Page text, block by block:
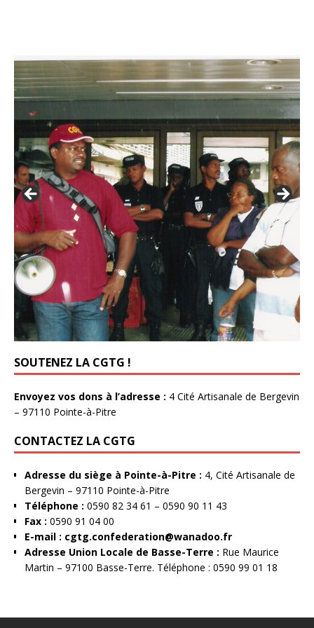
SOUTENEZ LA CGTG !
Envoyez vos dons à l’adresse : 4 Cité Artisanale de Bergevin
– 97110 Pointe-à-Pitre
CONTACTEZ LA CGTG
Adresse du siège à Pointe-à-Pitre : 4, Cité Artisanale de
Bergevin – 97110 Pointe-à-Pitre
Téléphone : 0590 82 34 61 – 0590 90 11 43
Fax : 0590 91 04 00
E-mail : cgtg.confederation@wanadoo.fr
Adresse Union Locale de Basse-Terre : Rue Maurice
Martin – 97100 Basse-Terre. Téléphone : 0590 99 01 18